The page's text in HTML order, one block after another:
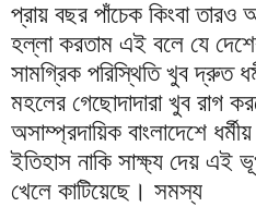
প্রায় বছর পাঁচেক কিংবা
হল্লা করতাম এই বলে যে
সামগ্রিক পরিস্থিতি খুব দ্রুত
মহলের গেছোদাদারা খুব রাগ
অসাম্প্রদায়িক বাংলাদেশে
ইতিহাস নাকি সাক্ষ্য দেয় এই
খেলে কাটিয়েছে। সমস্য